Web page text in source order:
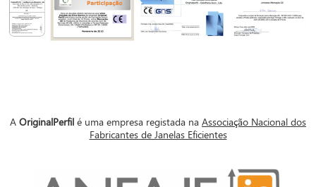
AOriginalPerfilé uma empresa registada naAssociação Nacional dos
Fabricantes de Janelas Eficientes